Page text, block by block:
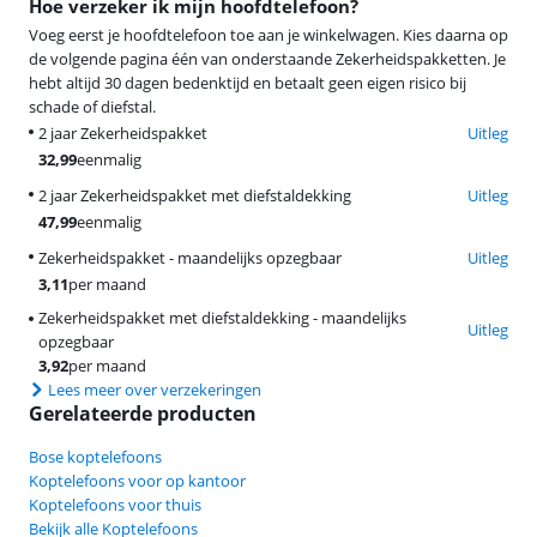
Hoe verzeker ik mijn hoofdtelefoon?
Voeg eerst je hoofdtelefoon toe aan je winkelwagen. Kies daarna op
de volgende pagina één van onderstaande Zekerheidspakketten. Je
hebt altijd 30 dagen bedenktijd en betaalt geen eigen risico bij
schade of diefstal.
2 jaar Zekerheidspakket
Uitleg
32,99eenmalig
2 jaar Zekerheidspakket met diefstaldekking
Uitleg
47,99eenmalig
Zekerheidspakket - maandelijks opzegbaar
Uitleg
3,11per maand
Zekerheidspakket met diefstaldekking - maandelijks
opzegbaar
Uitleg
3,92per maand
Lees meer over verzekeringen
Gerelateerde producten
Bose koptelefoons
Koptelefoons voor op kantoor
Koptelefoons voor thuis
Bekijk alle Koptelefoons